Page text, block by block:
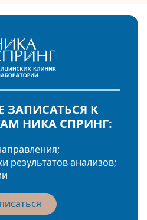
ЗАПИСАТЬСЯ К
НИКА СПРИНГ:
результатов анализов;